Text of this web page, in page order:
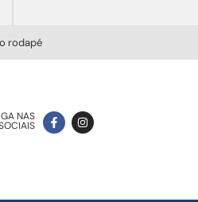
rodapé
NAS